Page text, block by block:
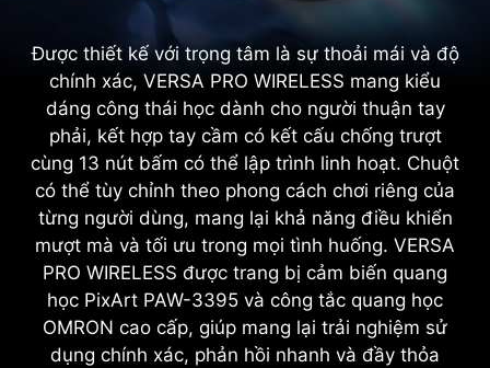
Được thiết kế với trọng tâm là sự thoải mái và độ
chính xác, VERSA PRO WIRELESS mang kiểu
dáng công thái học dành cho người thuận tay
phải, kết hợp tay cầm có kết cấu chống trượt
cùng 13 nút bấm có thể lập trình linh hoạt. Chuột
có thể tùy chỉnh theo phong cách chơi riêng của
từng người dùng, mang lại khả năng điều khiển
mượt mà và tối ưu trong mọi tình huống. VERSA
PRO WIRELESS được trang bị cảm biến quang
học PixArt PAW-3395 và công tắc quang học
OMRON cao cấp, giúp mang lại trải nghiệm sử
dụng chính xác, phản hồi nhanh và đầy thỏa